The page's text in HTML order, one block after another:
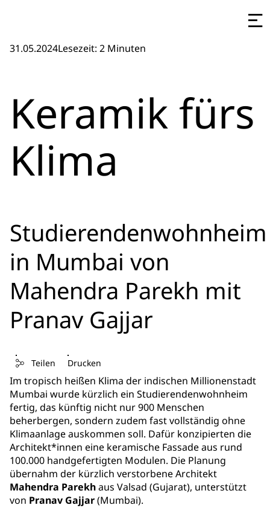
31.05.2024Lesezeit: 2 Minuten
Keramik fürs
Klima
Studierendenwohnheim
in Mumbai von
Mahendra Parekh mit
Pranav Gajjar
Teilen Drucken
Im tropisch heißen Klima der indischen Millionenstadt
Mumbai wurde kürzlich ein Studierendenwohnheim
fertig, das künftig nicht nur 900 Menschen
beherbergen, sondern zudem fast vollständig ohne
Klimaanlage auskommen soll. Dafür konzipierten die
Architekt*innen eine keramische Fassade aus rund
100.000 handgefertigten Modulen. Die Planung
übernahm der kürzlich verstorbene Architekt
Mahendra Parekhaus Valsad (Gujarat), unterstützt
von Pranav Gajjar(Mumbai).